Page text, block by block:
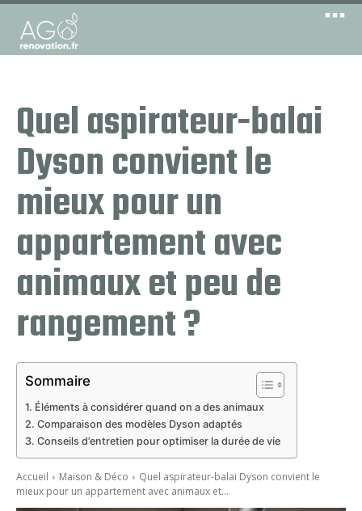
Quel aspirateur-balai
Dyson convient le
mieux pour un
appartement avec
animaux et peu de
rangement ?
Sommaire
Éléments à considérer quand on a des animaux
Comparaison des modèles Dyson adaptés
Conseils d’entretien pour optimiser la durée de vie
Accueil Maison & Déco
Quel aspirateur-balai Dyson convient le
mieux pour un appartement avec animaux et...